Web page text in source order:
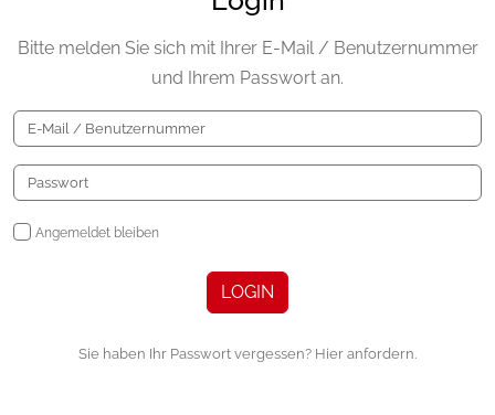
Bitte melden Sie sich mit Ihrer E-Mail / Benutzernummer
und Ihrem Passwort an.
Angemeldet bleiben
LOGIN
Sie haben Ihr Passwort vergessen? Hier anfordern.